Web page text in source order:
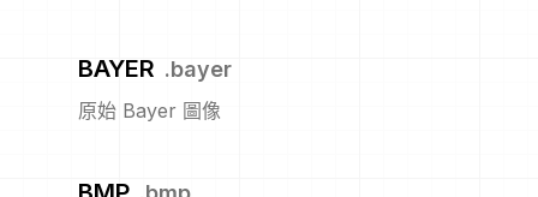
BAYER .bayer
原始 Bayer 圖像